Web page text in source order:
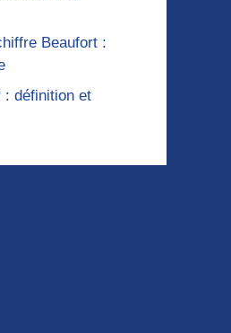
Beaufort :
: définition et